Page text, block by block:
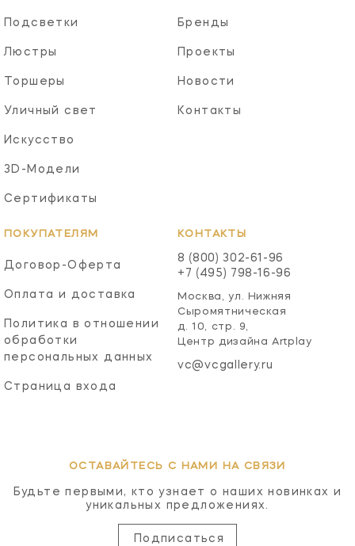
Подсветки
Люстры
Торшеры
Уличный свет
Искусство
3D-Модели
Сертификаты
Бренды
Проекты
Новости
Контакты
ПОКУПАТЕЛЯМ
Договор-Оферта
Оплата и доставка
Политика в отношении
обработки
персональных данных
Страница входа
КОНТАКТЫ
8 (800) 302-61-96
+7 (495) 798-16-96
Москва, ул. Нижняя
Сыромятническая
д. 10, стр. 9,
Центр дизайна Artplay
vc@vcgallery.ru
ОСТАВАЙТЕСЬ С НАМИ НА СВЯЗИ
Будьте первыми, кто узнает о наших новинках и
уникальных предложениях.
Подписаться